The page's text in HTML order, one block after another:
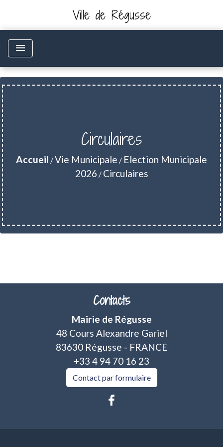
Ville de Régusse
menu
Circulaires
Accueil /Vie Municipale / Election Municipale
2026 / Circulaires
Contacts
Mairie de Régusse
48 Cours Alexandre Gariel
83630 Régusse - FRANCE
+33 4 94 70 16 23
Contact par formulaire